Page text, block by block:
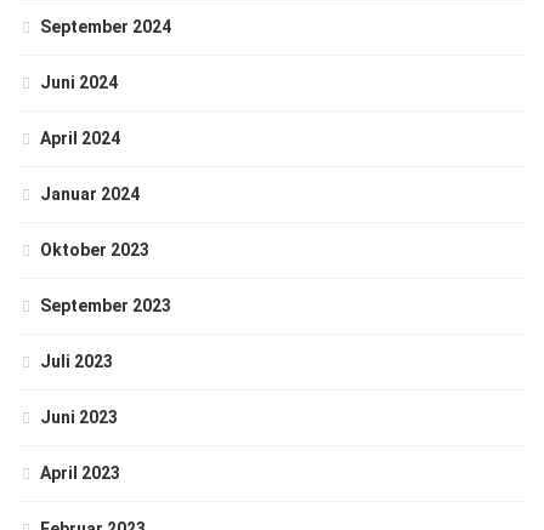
September 2024
Juni 2024
April 2024
Januar 2024
Oktober 2023
September 2023
Juli 2023
Juni 2023
April 2023